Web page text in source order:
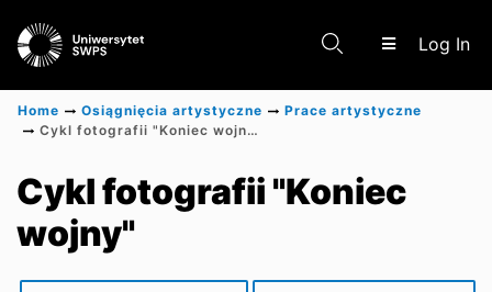
Log In
Scientific research results
Home Osiągnięcia artystyczne
Prace artystyczne
Cykl fotografii "Koniec wojny"
Cykl fotografii "Koniec
wojny"